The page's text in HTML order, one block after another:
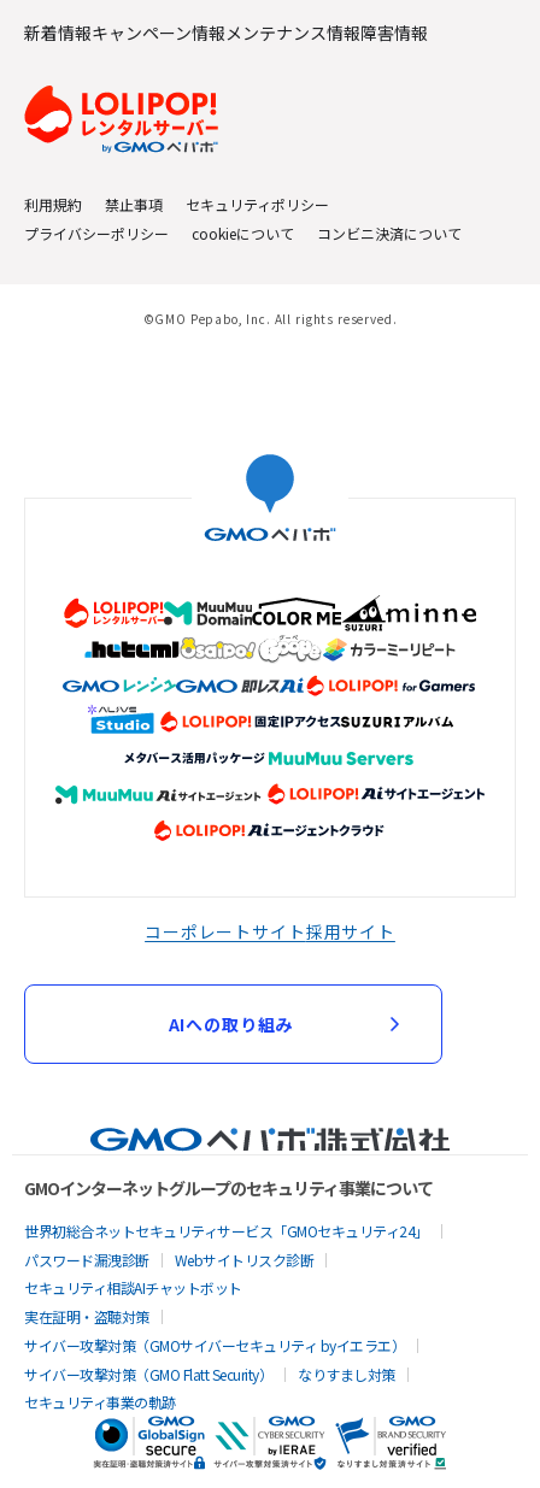
新着情報キャンペーン情報メンテナンス情報障害情報
利用規約 禁止事項
セキュリティポリシー
プライバシーポリシー
cookieについて コンビニ決済について
©GMO Pepabo, Inc. All rights reserved.
コーポレートサイト採用サイト
AIへの取り組み
GMOインターネットグループのセキュリティ事業について
世界初総合ネットセキュリティサービス「GMOセキュリティ24」
パスワード漏洩診断
Webサイトリスク診断
セキュリティ相談AIチャットボット
実在証明・盗聴対策
サイバー攻撃対策（GMOサイバーセキュリティ byイエラエ）
サイバー攻撃対策（GMO Flatt Security）
なりすまし対策
セキュリティ事業の軌跡